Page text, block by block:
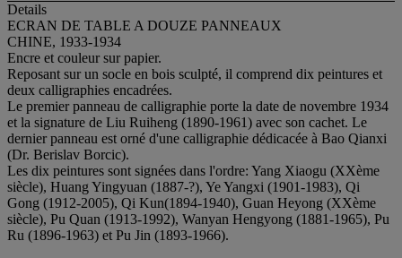
Details
ECRAN DE TABLE A DOUZE PANNEAUX
CHINE, 1933-1934
Encre et couleur sur papier.
Reposant sur un socle en bois sculpté, il comprend dix peintures et
deux calligraphies encadrées.
Le premier panneau de calligraphie porte la date de novembre 1934
et la signature de Liu Ruiheng (1890-1961) avec son cachet. Le
dernier panneau est orné d'une calligraphie dédicacée à Bao Qianxi
(Dr. Berislav Borcic).
Les dix peintures sont signées dans l'ordre: Yang Xiaogu (XXème
siècle), Huang Yingyuan (1887-?), Ye Yangxi (1901-1983), Qi
Gong (1912-2005), Qi Kun(1894-1940), Guan Heyong (XXème
siècle), Pu Quan (1913-1992), Wanyan Hengyong (1881-1965), Pu
Ru (1896-1963) et Pu Jin (1893-1966).